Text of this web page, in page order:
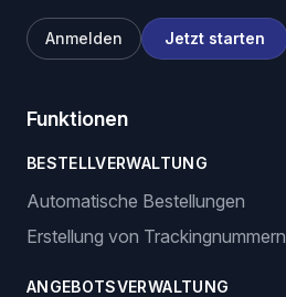
Anmelden Jetzt starten
Funktionen
BESTELLVERWALTUNG
Automatische Bestellungen
Erstellung von Trackingnummern
ANGEBOTSVERWALTUNG